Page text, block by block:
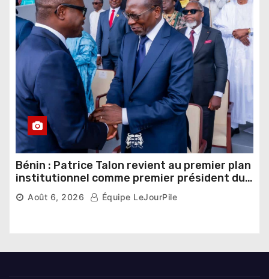
Bénin : Patrice Talon revient au premier plan
institutionnel comme premier président du
Sénat
Août 6, 2026 Équipe LeJourPile